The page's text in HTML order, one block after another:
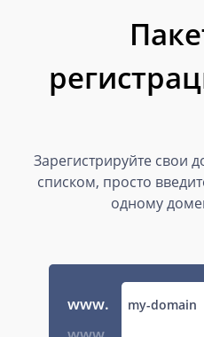
Зарегистрируйте свои
списком, просто
одному
www.